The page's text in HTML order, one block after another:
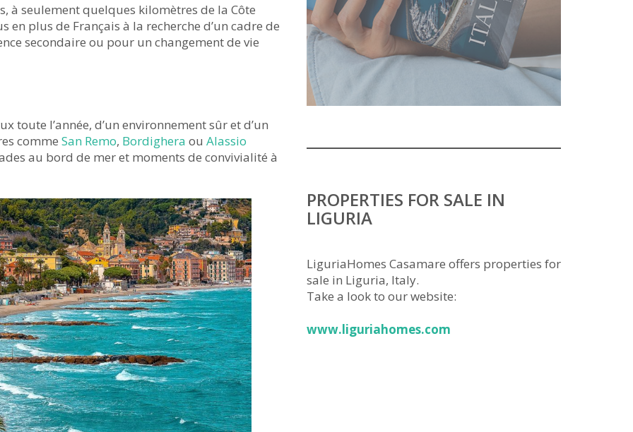
à seulement quelques kilomètres de la Côte
en plus de Français à la recherche d’un cadre de
secondaire ou pour un changement de vie
toute l’année, d’un environnement sûr et d’un
comme San Remo, Bordighera ou Alassio
au bord de mer et moments de convivialité à
PROPERTIES FOR SALE IN
LIGURIA
LiguriaHomes Casamare offers properties for
sale in Liguria, Italy.
Take a look to our website:
www.liguriahomes.com